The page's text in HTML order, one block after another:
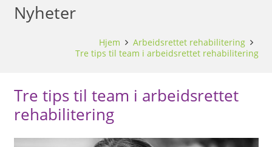
Nyheter
Hjem
Arbeidsrettet rehabilitering
Tre tips til team i arbeidsrettet rehabilitering
Tre tips til team i arbeidsrettet
rehabilitering